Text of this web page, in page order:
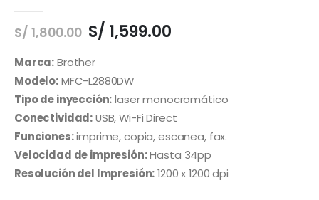
S/1,800.00 El
precio
original
era:
S/ 1,800.00.
S/ 1,599.00El
S/ 1,599.00.
Marca:Brother
Modelo:MFC-L2880DW
Tipo de inyección:laser monocromático
Conectividad:USB, Wi-Fi Direct
Funciones:imprime, copia, escanea, fax.
Velocidad de impresión:Hasta 34pp
Resolución del Impresión:1200 x 1200 dpi